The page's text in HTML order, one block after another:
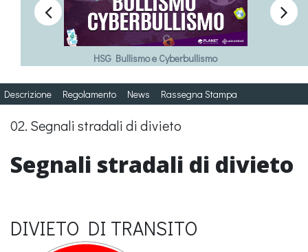
HSG Bullismo e Cyberbullismo
 
Descrizione Regolamento News Rassegna Stampa
02. Segnali stradali di divieto
Segnali stradali di divieto
DIVIETO DI TRANSITO